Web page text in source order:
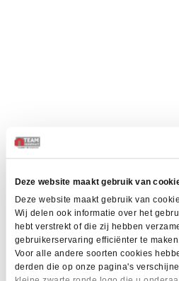
Deze website maakt gebruik van
Deze website maakt gebruik van
Wij delen ook informatie over het
hebt verstrekt of die zij hebben
gebruikerservaring efficiënter te
Voor alle andere soorten cookies
derden die op onze pagina's